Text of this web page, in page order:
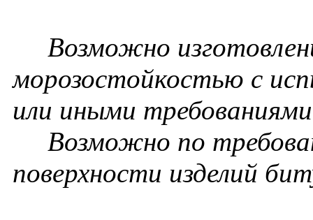
Возможно
морозостойкостью с
или иными
Возможно по
поверхности изделий